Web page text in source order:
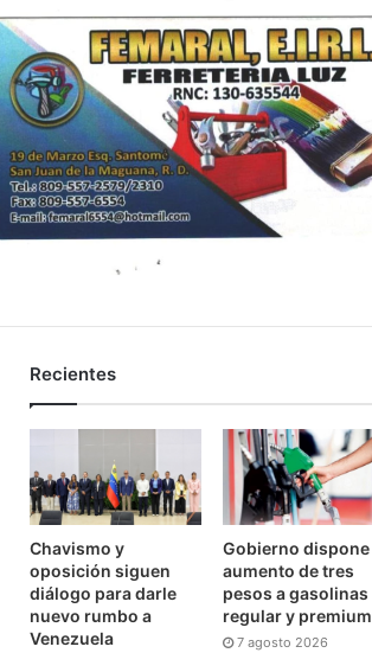
Recientes
Chavismo y
oposición siguen
diálogo para darle
nuevo rumbo a
Venezuela
Gobierno dispone
aumento de tres
pesos a gasolinas
regular y premium
7 agosto 2026